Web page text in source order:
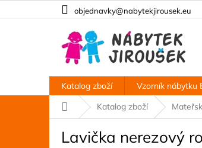
na
objednavky@nabytekjirousek.eu
Katalog zboží Vzorník nábytku
Domů
Katalog zboží
Lavička nerezový